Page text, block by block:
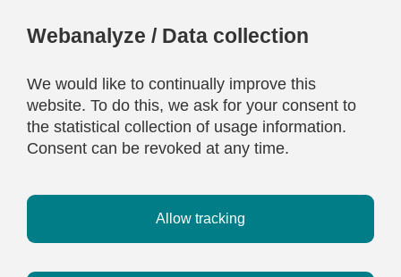
Webanalyze / Data collection
We would like to continually improve this
website. To do this, we ask for your consent to
the statistical collection of usage information.
Consent can be revoked at any time.
Allow tracking